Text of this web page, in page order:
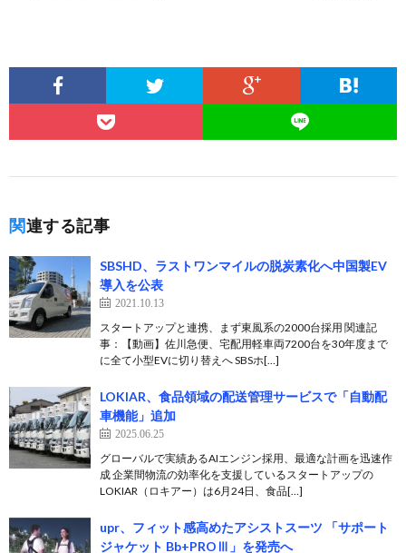
関連する記事
SBSHD、ラストワンマイルの脱炭素化へ中国製EV
導入を公表
2021.10.13
スタートアップと連携、まず東風系の2000台採用 関連記
事：【動画】佐川急便、宅配用軽車両7200台を30年度まで
に全て小型EVに切り替えへ SBSホ[…]
LOKIAR、食品領域の配送管理サービスで「自動配
車機能」追加
2025.06.25
グローバルで実績あるAIエンジン採用、最適な計画を迅速作
成 企業間物流の効率化を支援しているスタートアップの
LOKIAR（ロキアー）は6月24日、食品[…]
upr、フィット感高めたアシストスーツ 「サポート
ジャケット Bb+PROⅢ」を発売へ